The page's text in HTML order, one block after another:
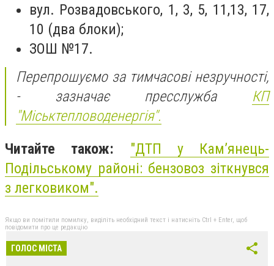
вул. Розвадовського, 1, 3, 5, 11,13, 17,
10 (два блоки);
ЗОШ №17.
Перепрошуємо за тимчасові незручності,
- зазначає пресслужба КП
"Міськтепловоденергія".
Читайте також: "ДТП у Кам’янець-
Подільському районі: бензовоз зіткнувся
з легковиком".
Якщо ви помітили помилку, виділіть необхідний текст і натисніть Ctrl + Enter, щоб
повідомити про це редакцію
ГОЛОС МІСТА